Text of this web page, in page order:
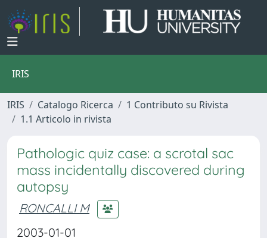
IRIS
IRIS Catalogo Ricerca
1 Contributo su Rivista
1.1 Articolo in rivista
Pathologic quiz case: a scrotal sac
mass incidentally discovered during
autopsy
RONCALLI M
2003-01-01